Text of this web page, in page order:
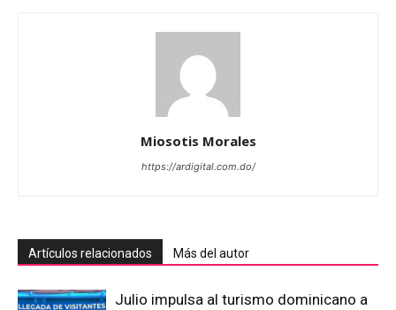
Miosotis Morales
https://ardigital.com.do/
Artículos relacionados Más del autor
Julio impulsa al turismo dominicano a